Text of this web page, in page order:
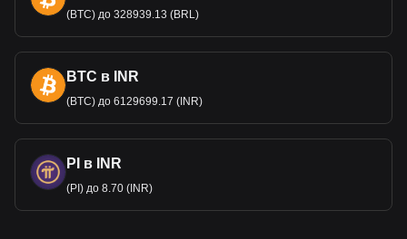
(BTC) до 328939.13 (BRL)
BTC в INR
(BTC) до 6129699.17 (INR)
PI в INR
(PI) до 8.70 (INR)